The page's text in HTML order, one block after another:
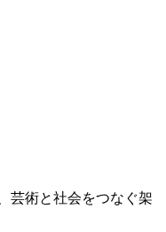
芸術と社会をつなぐ架